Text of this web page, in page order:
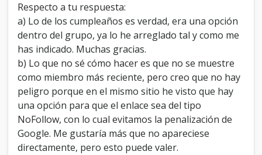
Respecto a tu respuesta:
a) Lo de los cumpleaños es verdad, era una opción
dentro del grupo, ya lo he arreglado tal y como me
has indicado. Muchas gracias.
b) Lo que no sé cómo hacer es que no se muestre
como miembro más reciente, pero creo que no hay
peligro porque en el mismo sitio he visto que hay
una opción para que el enlace sea del tipo
NoFollow, con lo cual evitamos la penalización de
Google. Me gustaría más que no apareciese
directamente, pero esto puede valer.